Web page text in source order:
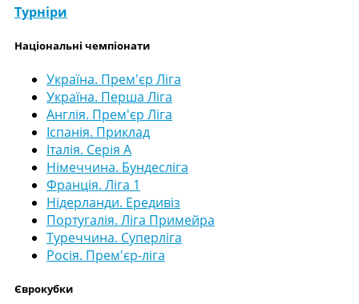
Турніри
Національні чемпіонати
Україна. Прем'єр Ліга
Україна. Перша Ліга
Англія. Прем'єр Ліга
Іспанія. Приклад
Італія. Серія А
Німеччина. Бундесліга
Франція. Ліга 1
Нідерланди. Ередивіз
Португалія. Ліга Примейра
Туреччина. Суперліга
Росія. Прем'єр-ліга
Єврокубки